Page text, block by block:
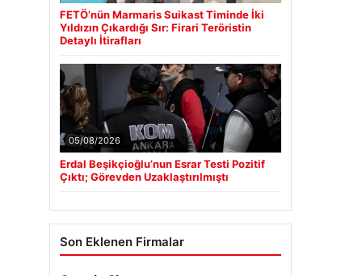
FETÖ’nün Marmaris Suikast Timinde İki
Yıldızın Çıkardığı Sır: Firari Teröristin
Detaylı İtirafları
05/08/2026
Erdal Beşikçioğlu’nun Esrar Testi Pozitif
Çıktı; Görevden Uzaklaştırılmıştı
Son Eklenen Firmalar